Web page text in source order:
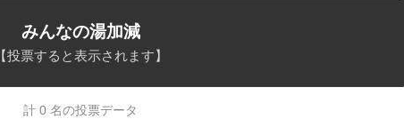
みんなの湯加減
【投票すると表示されます】
計 0 名の投票データ